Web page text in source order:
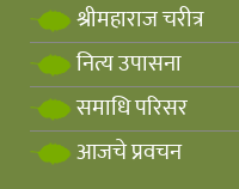
श्रीमहाराज चरीत्र
नित्य उपासना
समाधि परिसर
आजचे प्रवचन